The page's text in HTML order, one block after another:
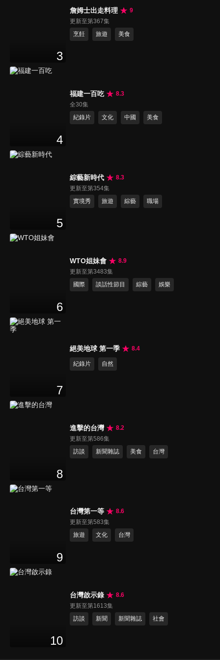
3
詹姆士出走料理
9
更新至第367集
烹飪
旅遊 美食
4
福建一百吃
8.3
全30集
紀錄片
文化 中國 美食
5
綜藝新時代
8.3
更新至第354集
實境秀
旅遊 綜藝 職場
6
WTO姐妹會
8.9
更新至第3483集
國際
談話性節目 綜藝 娛樂
7
絕美地球 第一季 8.4
紀錄片 自然
8
進擊的台灣
8.2
更新至第586集
訪談
新聞雜誌 美食 台灣
9
台灣第一等
8.6
更新至第583集
旅遊
文化 台灣
10
台灣啟示錄
8.6
更新至第1613集
訪談
新聞 新聞雜誌 社會